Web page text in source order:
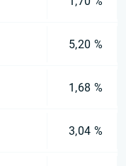
5,20 %
1,68 %
3,04 %